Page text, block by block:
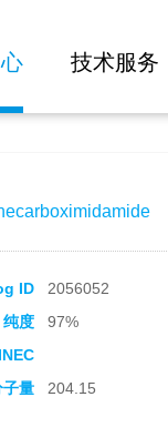
技术服务
ID 2056052
纯度
97%
子量
204.15